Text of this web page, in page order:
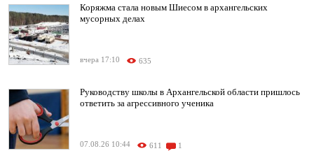
Коряжма стала новым Шиесом в архангельских
мусорных делах
вчера 17:10 635
Руководству школы в Архангельской области пришлось
ответить за агрессивного ученика
07.08.26 10:44 611 1